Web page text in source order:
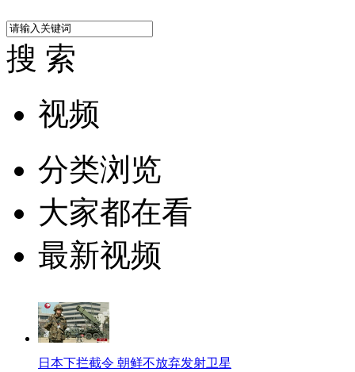
搜 索
视频
分类浏览
大家都在看
最新视频
日本下拦截令 朝鲜不放弃发射卫星